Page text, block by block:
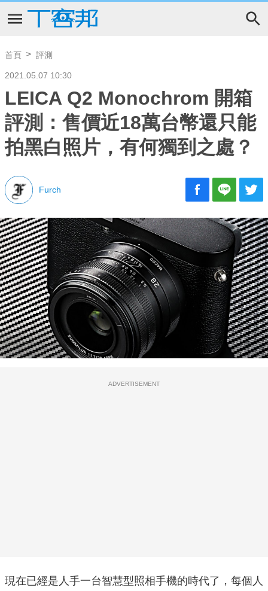
首頁 評測
2021.05.07 10:30
LEICA Q2 Monochrom 開箱
評測：售價近18萬台幣還只能
拍黑白照片，有何獨到之處？
Furch
ADVERTISEMENT
現在已經是人手一台智慧型照相手機的時代了，每個人